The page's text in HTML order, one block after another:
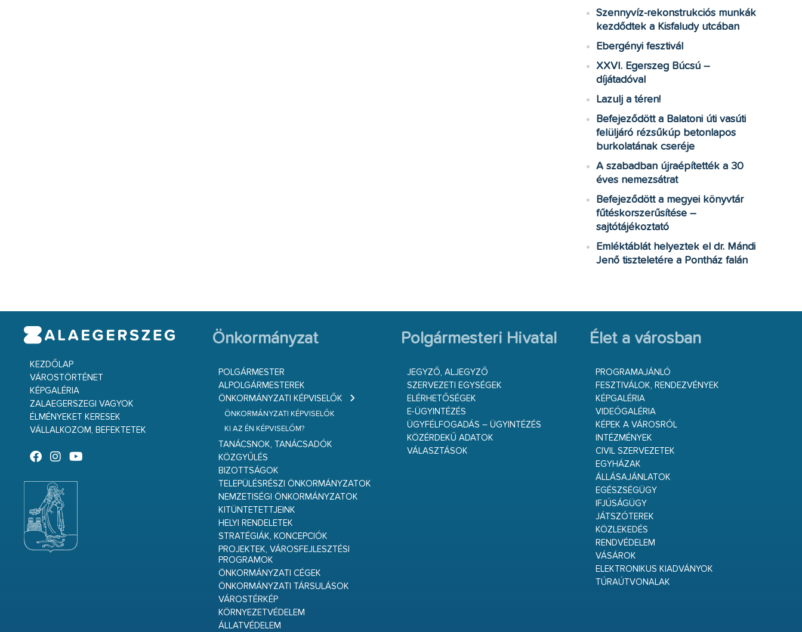
Szennyvíz-rekonstrukciós munkák
kezdődtek a Kisfaludy utcában
Ebergényi fesztivál
XXVI. Egerszeg Búcsú –
díjátadóval
Lazulj a téren!
Befejeződött a Balatoni úti vasúti
felüljáró rézsűkúp betonlapos
burkolatának cseréje
A szabadban újraépítették a 30
éves nemezsátrat
Befejeződött a megyei könyvtár
fűtéskorszerűsítése –
sajtótájékoztató
Emléktáblát helyeztek el dr. Mándi
Jenő tiszteletére a Pontház falán
KEZDŐLAP
VÁROSTÖRTÉNET
KÉPGALÉRIA
ZALAEGERSZEGI VAGYOK
ÉLMÉNYEKET KERESEK
VÁLLALKOZOM, BEFEKTETEK
Önkormányzat
POLGÁRMESTER
ALPOLGÁRMESTEREK
ÖNKORMÁNYZATI KÉPVISELŐK
ÖNKORMÁNYZATI KÉPVISELŐK
KI AZ ÉN KÉPVISELŐM?
TANÁCSNOK, TANÁCSADÓK
KÖZGYŰLÉS
BIZOTTSÁGOK
TELEPÜLÉSRÉSZI ÖNKORMÁNYZATOK
NEMZETISÉGI ÖNKORMÁNYZATOK
KITÜNTETETTJEINK
HELYI RENDELETEK
STRATÉGIÁK, KONCEPCIÓK
PROJEKTEK, VÁROSFEJLESZTÉSI
PROGRAMOK
ÖNKORMÁNYZATI CÉGEK
ÖNKORMÁNYZATI TÁRSULÁSOK
VÁROSTÉRKÉP
KÖRNYEZETVÉDELEM
ÁLLATVÉDELEM
Polgármesteri Hivatal
JEGYZŐ, ALJEGYZŐ
SZERVEZETI EGYSÉGEK
ELÉRHETŐSÉGEK
E-ÜGYINTÉZÉS
ÜGYFÉLFOGADÁS – ÜGYINTÉZÉS
KÖZÉRDEKŰ ADATOK
VÁLASZTÁSOK
Élet a városban
PROGRAMAJÁNLÓ
FESZTIVÁLOK, RENDEZVÉNYEK
KÉPGALÉRIA
VIDEÓGALÉRIA
KÉPEK A VÁROSRÓL
INTÉZMÉNYEK
CIVIL SZERVEZETEK
EGYHÁZAK
ÁLLÁSAJÁNLATOK
EGÉSZSÉGÜGY
IFJÚSÁGÜGY
JÁTSZÓTEREK
KÖZLEKEDÉS
RENDVÉDELEM
VÁSÁROK
ELEKTRONIKUS KIADVÁNYOK
TÚRAÚTVONALAK